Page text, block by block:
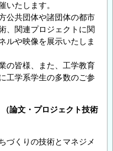
いたします。
公共団体や諸団体の都市
、関連プロジェクトに関
ルや映像を展示いたしま
の皆様、また、工学教育
工学系学生の多数のご参
論文・プロジェクト技術
づくりの技術とマネジメ